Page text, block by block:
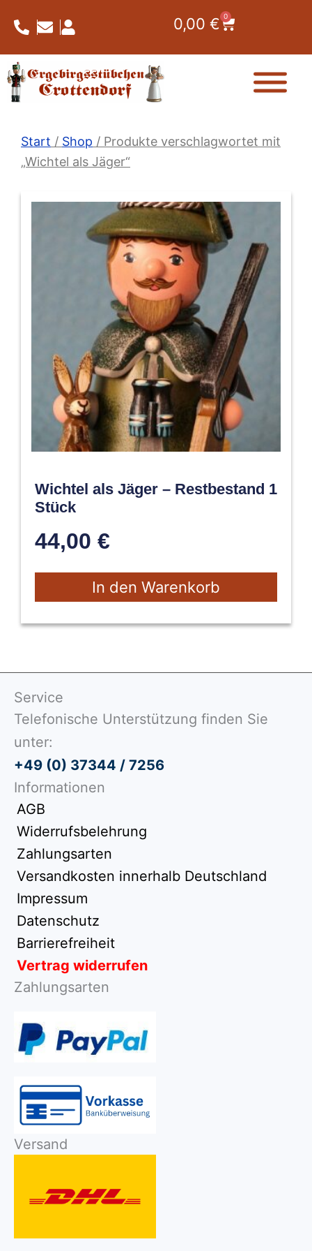
Inhalt
springen
0,00 € 0
Warenkorb
Start / Shop / Produkte verschlagwortet mit
„Wichtel als Jäger“
Wichtel als Jäger – Restbestand 1
Stück
44,00 €
In den Warenkorb
Service
Telefonische Unterstützung finden Sie
unter:
+49 (0) 37344 / 7256
Informationen
AGB
Widerrufsbelehrung
Zahlungsarten
Versandkosten innerhalb Deutschland
Impressum
Datenschutz
Barrierefreiheit
Vertrag widerrufen
Zahlungsarten
Versand